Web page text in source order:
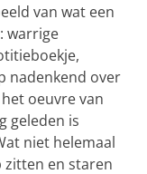
van wat een
warrige
nadenkend over
oeuvre van
geleden is
niet helemaal
zitten en staren